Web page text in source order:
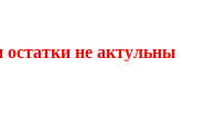
не актульны